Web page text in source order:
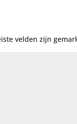
velden zijn